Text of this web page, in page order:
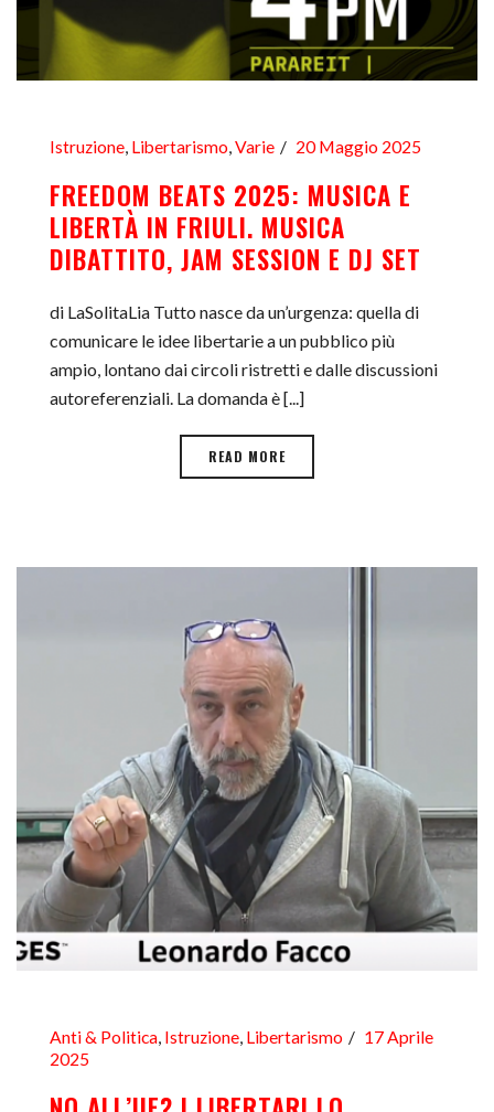
Istruzione, Libertarismo,Varie 20 Maggio 2025
FREEDOM BEATS 2025: MUSICA E
LIBERTÀ IN FRIULI. MUSICA
DIBATTITO, JAM SESSION E DJ SET
di LaSolitaLia Tutto nasce da un’urgenza: quella di
comunicare le idee libertarie a un pubblico più
ampio, lontano dai circoli ristretti e dalle discussioni
autoreferenziali. La domanda è [...]
READ MORE
Anti & Politica Istruzione Libertarismo
17 Aprile
2025